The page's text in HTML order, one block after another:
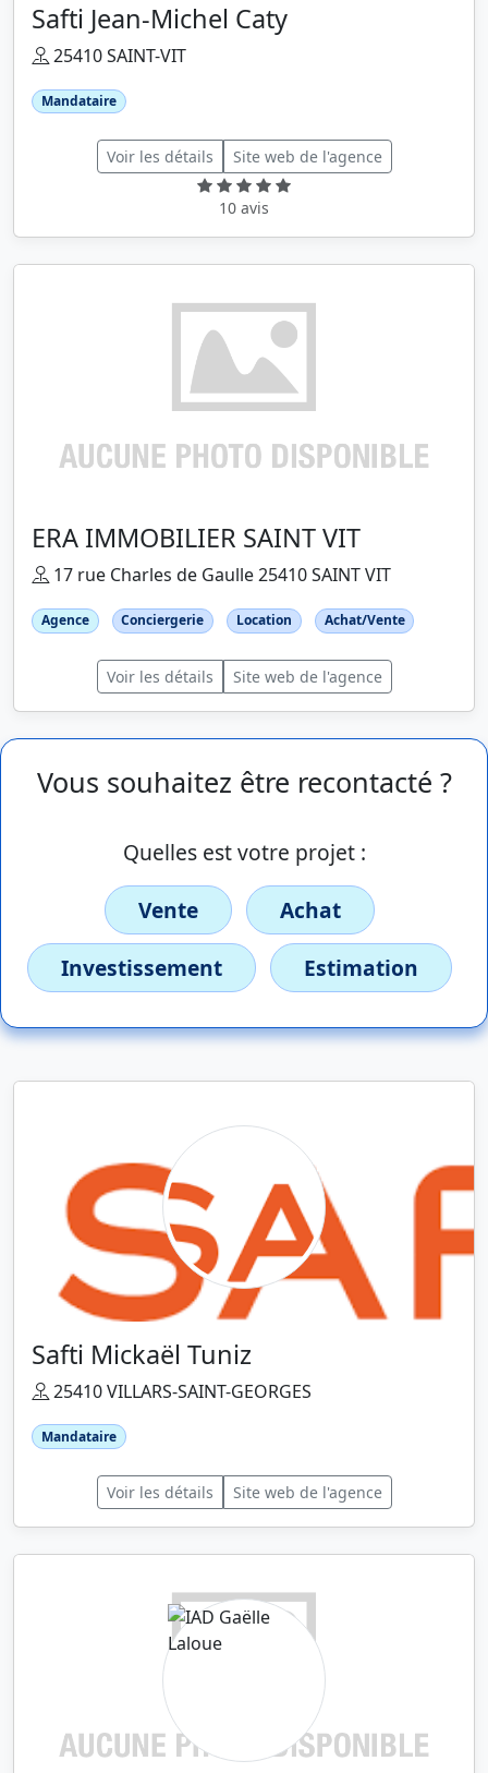
Safti Jean-Michel Caty
25410 SAINT-VIT
Mandataire
Voir les détails Site web de l'agence
10 avis
ERA IMMOBILIER SAINT VIT
17 rue Charles de Gaulle 25410 SAINT VIT
Agence Conciergerie Location Achat/Vente
Voir les détails Site web de l'agence
Vous souhaitez être recontacté ?
Quelles est votre projet :
Vente
Achat
Investissement
Estimation
Safti Mickaël Tuniz
25410 VILLARS-SAINT-GEORGES
Mandataire
Voir les détails Site web de l'agence